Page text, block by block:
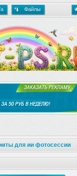
Файлы
для ии фотосессии